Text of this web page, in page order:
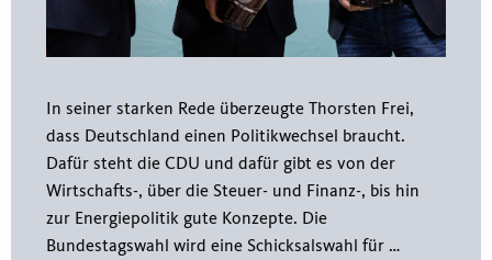
In seiner starken Rede überzeugte Thorsten Frei,
dass Deutschland einen Politikwechsel braucht.
Dafür steht die CDU und dafür gibt es von der
Wirtschafts-, über die Steuer- und Finanz-, bis hin
zur Energiepolitik gute Konzepte. Die
Bundestagswahl wird eine Schicksalswahl für …